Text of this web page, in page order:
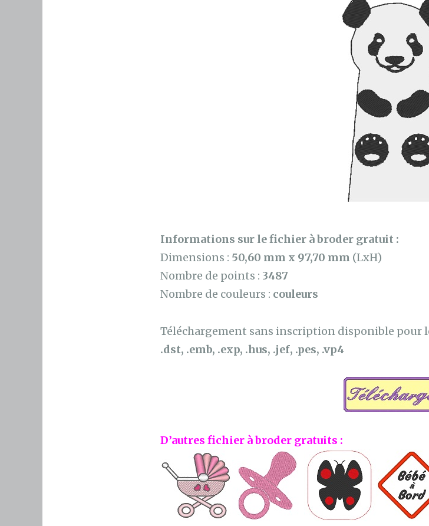
Informations sur le fichier à broder gratuit :
Dimensions : 50,60 mm x 97,70 mm (LxH)
Nombre de points : 3487
Nombre de couleurs : couleurs
Téléchargement sans inscription disponible pour
.dst, .emb, .exp, .hus, .jef, .pes, .vp4
D’autres fichier à broder gratuits :